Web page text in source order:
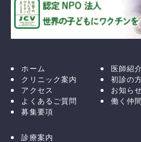
ホーム
医師紹介
クリニック案内
初診の
アクセス
お知ら
よくあるご質問
働く仲
募集要項
診療案内